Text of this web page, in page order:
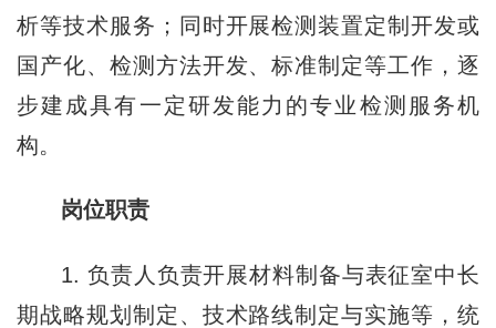
析等技术服务；同时开展检测装置定制开发或
国产化、检测方法开发、标准制定等工作，逐
步建成具有一定研发能力的专业检测服务机
构。
岗位职责
1. 负责人负责开展材料制备与表征室中长
期战略规划制定、技术路线制定与实施等，统